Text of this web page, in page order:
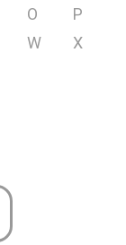
O
P
W
X